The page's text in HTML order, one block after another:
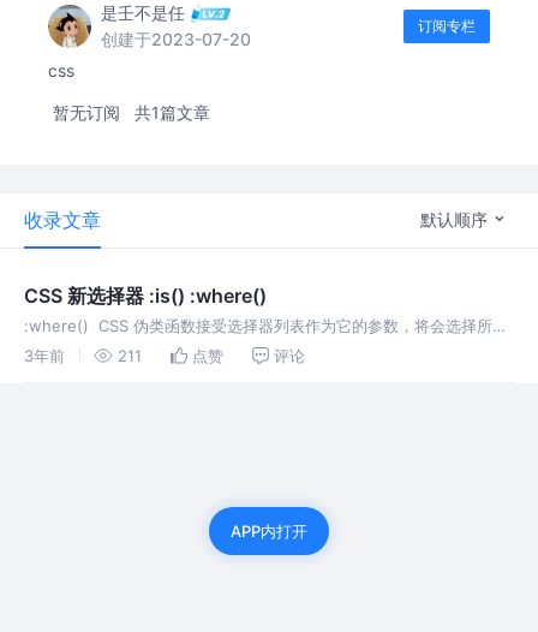
是壬不是任
创建于2023-07-20
订阅专栏
css
暂无订阅 共1篇文章
收录文章 默认顺序
CSS 新选择器 :is() :where()
:where() CSS 伪类函数接受选择器列表作为它的参数，将会选择所有
能被该选择器列表中任何一条规则选中的元素 :is() 用法与 :where() 相
3年前 211 点赞 评论
APP内打开